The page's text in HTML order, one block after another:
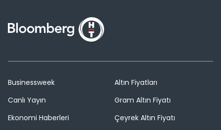
Businessweek
Canlı Yayın
Ekonomi Haberleri
Altın Fiyatları
Gram Altın Fiyatı
Çeyrek Altın Fiyatı